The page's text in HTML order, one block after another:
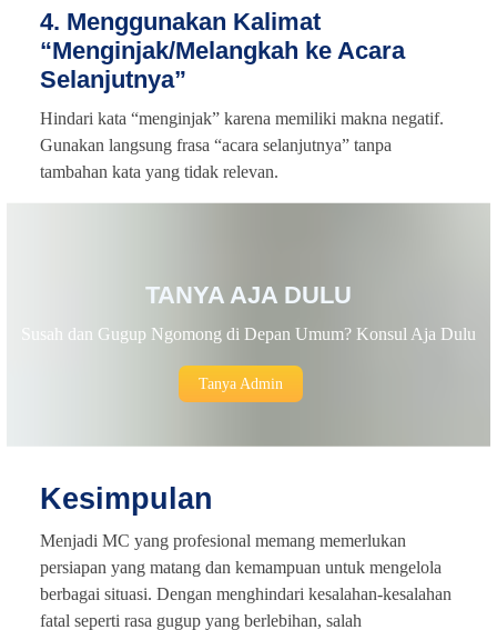
4. Menggunakan Kalimat
“Menginjak/Melangkah ke Acara
Selanjutnya”
Hindari kata “menginjak” karena memiliki makna negatif.
Gunakan langsung frasa “acara selanjutnya” tanpa
tambahan kata yang tidak relevan.
TANYA AJA DULU
Susah dan Gugup Ngomong di Depan Umum? Konsul Aja Dulu
Tanya Admin
Kesimpulan
Menjadi MC yang profesional memang memerlukan
persiapan yang matang dan kemampuan untuk mengelola
berbagai situasi. Dengan menghindari kesalahan-kesalahan
fatal seperti rasa gugup yang berlebihan, salah